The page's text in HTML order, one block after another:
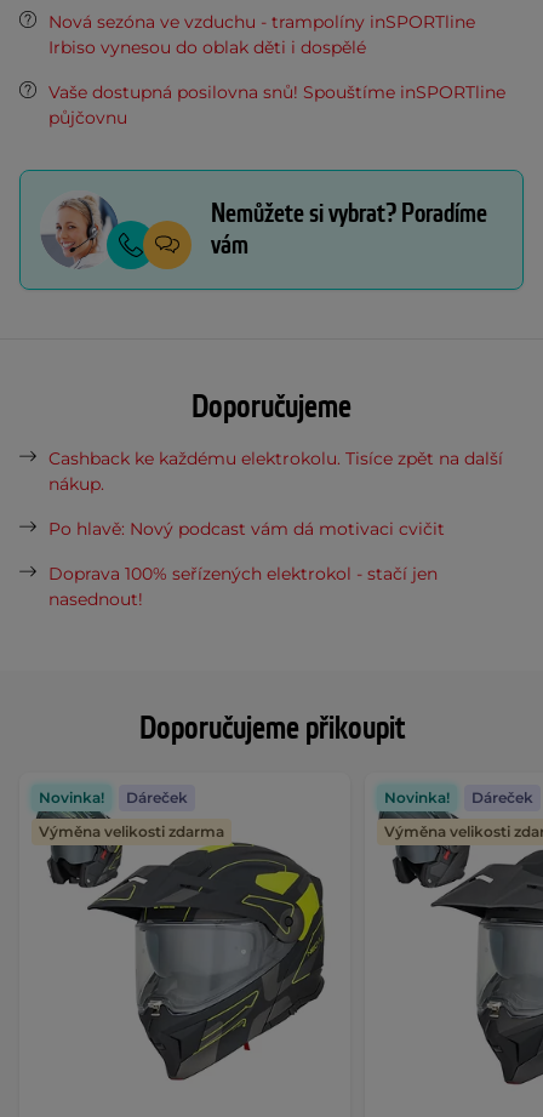
Doporučujeme přikoupit
Novinka!
Dáreček
Výměna velikosti zdarma
Novinka!
Dáreček
Výměna velikosti
Nová sezóna ve vzduchu - trampolíny inSPORTline
Irbiso vynesou do oblak děti i dospělé
Vaše dostupná posilovna snů! Spouštíme inSPORTline
půjčovnu
Nemůžete si vybrat? Poradíme
vám
Doporučujeme
Cashback ke každému elektrokolu. Tisíce zpět na další
nákup.
Po hlavě: Nový podcast vám dá motivaci cvičit
Doprava 100% seřízených elektrokol - stačí jen
nasednout!